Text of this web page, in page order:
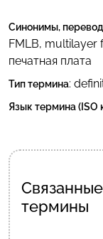
Синонимы,
FMLB, multilayer
печатная плата
Тип термина:
Язык термина (ISO
Связанные
термины